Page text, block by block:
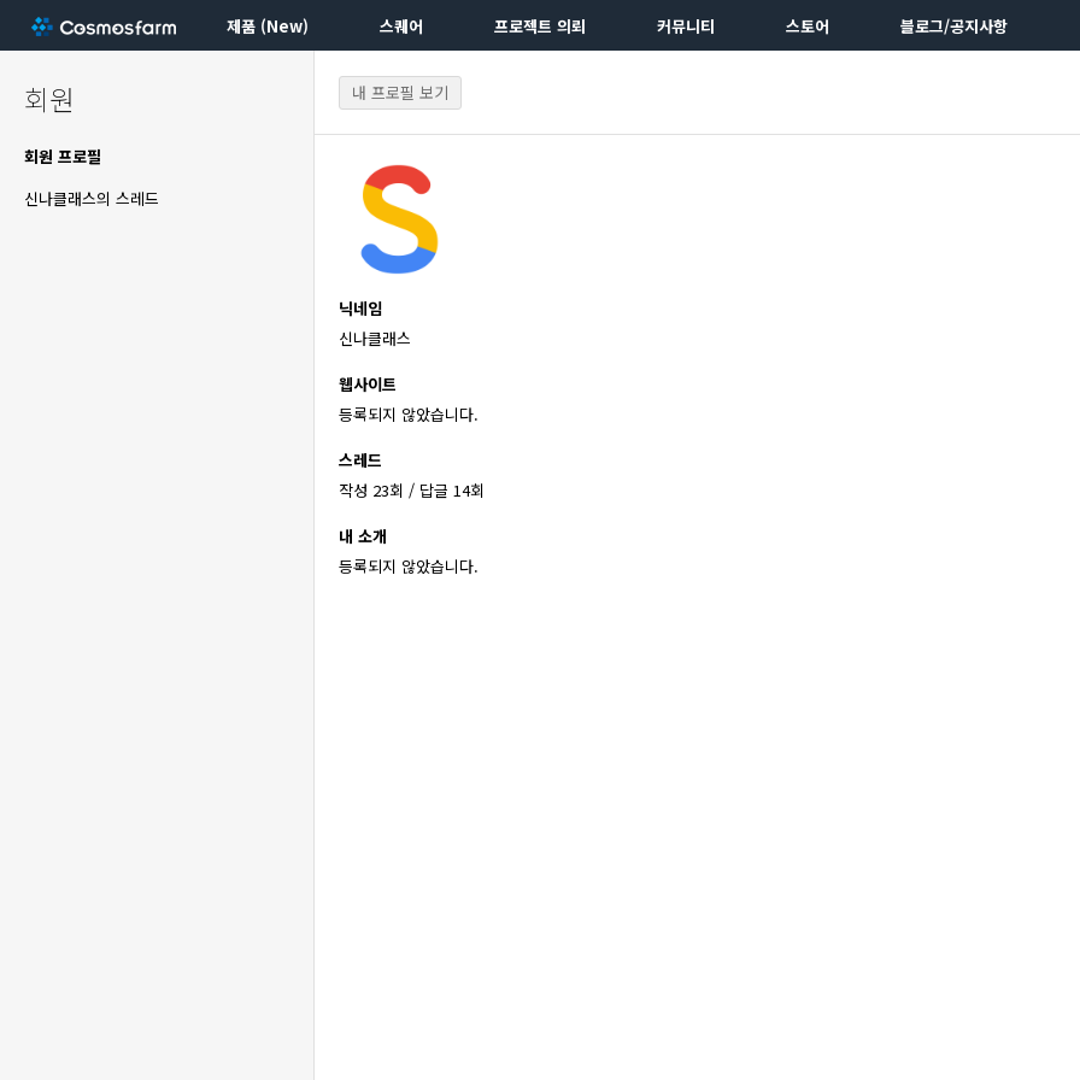
제품 (New) 스퀘어 프로젝트 의뢰 커뮤니티 스토어 블로그/공지사항
회원
회원 프로필
신나클래스의 스레드
내 프로필 보기
닉네임
신나클래스
웹사이트
등록되지 않았습니다.
스레드
작성 23회 / 답글 14회
내 소개
등록되지 않았습니다.